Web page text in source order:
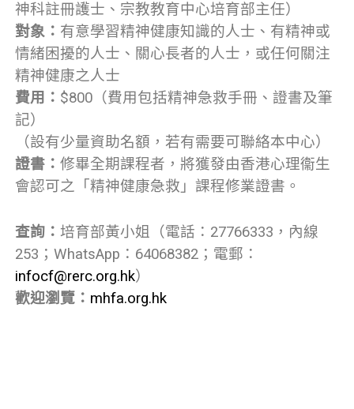
神科註冊護士、宗教教育中心培育部主任）
對象： 有意學習精神健康知識的人士、有精神或
情緒困擾的人士、關心長者的人士，或任何關注
精神健康之人士
費用： $800（費用包括精神急救手冊、證書及筆
記）
（設有少量資助名額，若有需要可聯絡本中心）
證書： 修畢全期課程者，將獲發由香港心理衞生
會認可之「精神健康急救」課程修業證書。
查詢： 培育部黃小姐（電話：27766333，內線
253；WhatsApp：64068382；電郵：
infocf@rerc.org.hk）
歡迎瀏覽： mhfa.org.hk